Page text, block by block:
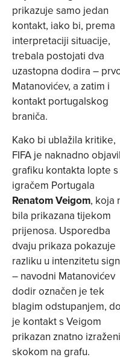
prikazuje samo jedan
kontakt, iako bi, prema
interpretaciji situacije,
trebala postojati dva
uzastopna dodira –
Matanovićev, a zatim i
kontakt portugalskog
braniča.
Kako bi ublažila kritike,
FIFA je naknadno
grafiku kontakta lopte s
igračem Portugala
Renatom Veigom, koja
bila prikazana tijekom
prijenosa. Usporedba
dvaju prikaza pokazuje
razliku u intenzitetu
– navodni Matanovićev
dodir označen je tek
blagim odstupanjem,
je kontakt s Veigom
prikazan znatno
skokom na grafu.